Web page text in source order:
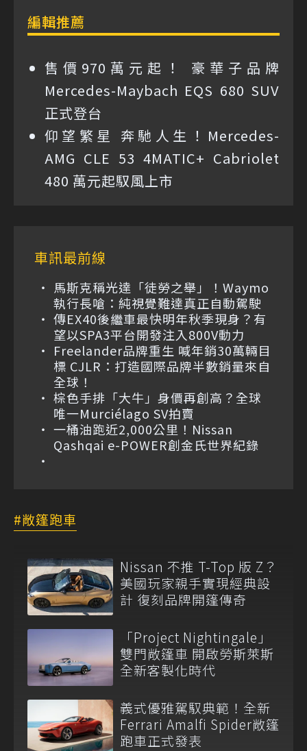
編輯推薦
售價970萬元起！ 豪華子品牌
Mercedes-Maybach EQS 680 SUV
正式登台
仰望繁星 奔馳人生！Mercedes-
AMG CLE 53 4MATIC+ Cabriolet
480 萬元起馭風上市
車訊最前線
馬斯克稱光達「徒勞之舉」！Waymo
執行長嗆：純視覺難達真正自動駕駛
傳EX40後繼車最快明年秋季現身？有
望以SPA3平台開發注入800V動力
Freelander品牌重生 喊年銷30萬輛目
標 CJLR：打造國際品牌半數銷量來自
全球！
棕色手排「大牛」身價再創高？全球
唯一Murciélago SV拍賣
一桶油跑近2,000公里！Nissan
Qashqai e-POWER創金氏世界紀錄
敞篷跑車
Nissan 不推 T-Top 版 Z？
美國玩家親手實現經典設
計 復刻品牌開篷傳奇
「Project Nightingale」
雙門敞篷車 開啟勞斯萊斯
全新客製化時代
義式優雅駕馭典範！全新
Ferrari Amalfi Spider敞篷
跑車正式發表